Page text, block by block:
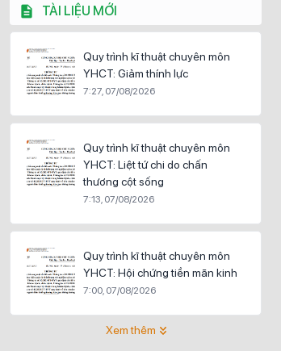
TÀI LIỆU MỚI
Quy trình kĩ thuật chuyên môn
YHCT: Giảm thính lực
7:27, 07/08/2026
Quy trình kĩ thuật chuyên môn
YHCT: Liệt tứ chi do chấn
thương cột sống
7:13, 07/08/2026
Quy trình kĩ thuật chuyên môn
YHCT: Hội chứng tiền mãn kinh
7:00, 07/08/2026
Xem thêm